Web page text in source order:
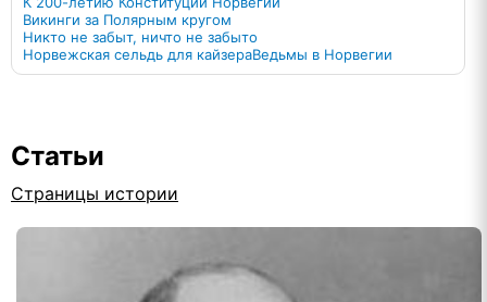
Викинги за Полярным кругом
Никто не забыт, ничто не забыто
Норвежская сельдь для кайзераВедьмы в Норвегии
Статьи
Страницы истории